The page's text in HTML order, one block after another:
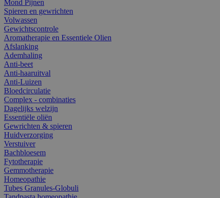
Mond Pijnen
Spieren en gewrichten
Volwassen
Gewichtscontrole
Aromatherapie en Essentiele Olien
Afslanking
Ademhaling
Anti-beet
Anti-haaruitval
Anti-Luizen
Bloedcirculatie
Complex - combinaties
Dagelijks welzijn
Essentiële oliën
Gewrichten & spieren
Huidverzorging
Verstuiver
Bachbloesem
Fytotherapie
Gemmotherapie
Homeopathie
Tubes Granules-Globuli